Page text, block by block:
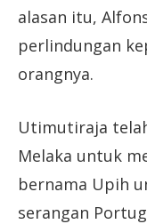
alasan itu,
perlindungan
orangnya.
Utimutiraja
Melaka untuk
bernama Upih
serangan